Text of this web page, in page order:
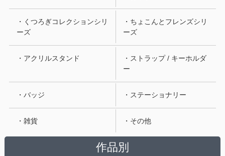
・くつろぎコレクションシリ
ーズ
・ちょこんとフレンズシリ
ーズ
・アクリルスタンド
・ストラップ / キーホルダ
ー
・バッジ ・ステーショナリー
・雑貨 ・その他
作品別